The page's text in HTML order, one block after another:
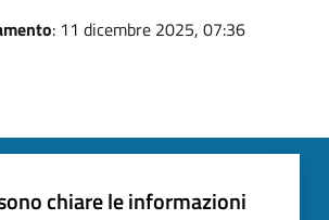
: 11 dicembre 2025, 07:36
chiare le informazioni